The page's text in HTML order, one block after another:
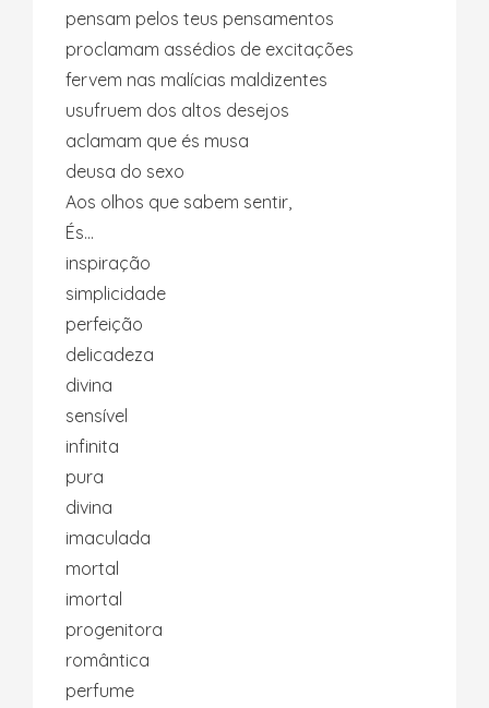
pensam pelos teus pensamentos
proclamam assédios de excitações
fervem nas malícias maldizentes
usufruem dos altos desejos
aclamam que és musa
deusa do sexo
Aos olhos que sabem sentir,
És…
inspiração
simplicidade
perfeição
delicadeza
divina
sensível
infinita
pura
divina
imaculada
mortal
imortal
progenitora
romântica
perfume